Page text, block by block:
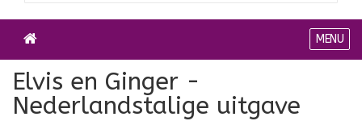
MENU
Elvis en Ginger -
Nederlandstalige uitgave